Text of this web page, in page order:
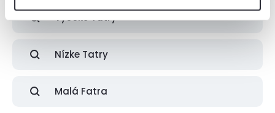
Vysoké Tatry
Nízke Tatry
Malá Fatra